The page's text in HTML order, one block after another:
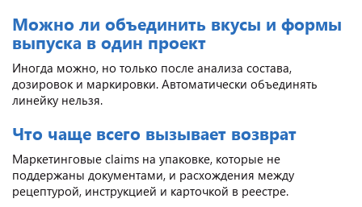
Можно ли объединить вкусы и формы
выпуска в один проект
Иногда можно, но только после анализа состава,
дозировок и маркировки. Автоматически объединять
линейку нельзя.
Что чаще всего вызывает возврат
Маркетинговые claims на упаковке, которые не
поддержаны документами, и расхождения между
рецептурой, инструкцией и карточкой в реестре.